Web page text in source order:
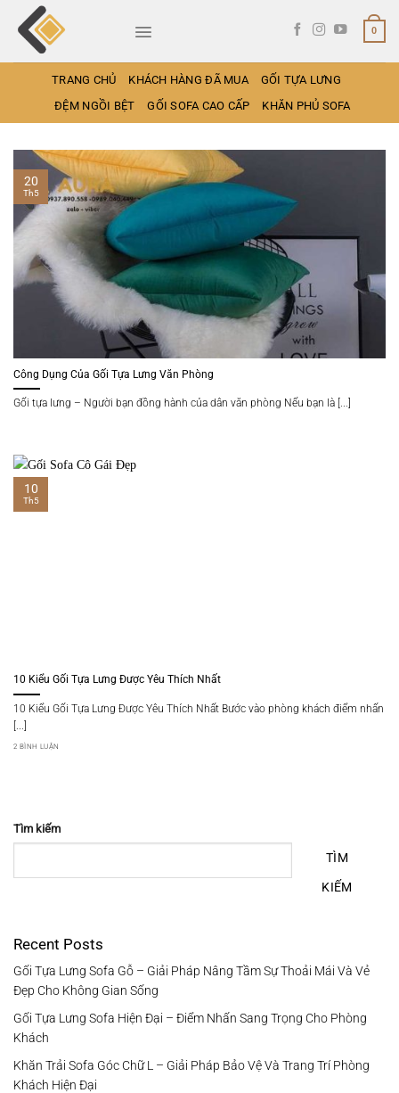
qua
0
TRANG CHỦ KHÁCH HÀNG ĐÃ MUA
GỐI TỰA LƯNG
ĐỆM NGỒI BỆT
GỐI SOFA CAO CẤP KHĂN PHỦ SOFA
Công Dụng Của Gối Tựa Lưng Văn Phòng
Gối tựa lưng – Người bạn đồng hành của dân văn phòng Nếu bạn là [...]
20
Th5
10 Kiểu Gối Tựa Lưng Được Yêu Thích Nhất
10 Kiểu Gối Tựa Lưng Được Yêu Thích Nhất Bước vào phòng khách điểm nhấn
[...]
2 BÌNH LUẬN
10
Th5
Tìm kiếm
TÌM
KIẾM
Recent Posts
Gối Tựa Lưng Sofa Gỗ – Giải Pháp Nâng Tầm Sự Thoải Mái Và Vẻ
Đẹp Cho Không Gian Sống
Gối Tựa Lưng Sofa Hiện Đại – Điểm Nhấn Sang Trọng Cho Phòng
Khách
Khăn Trải Sofa Góc Chữ L – Giải Pháp Bảo Vệ Và Trang Trí Phòng
Khách Hiện Đại